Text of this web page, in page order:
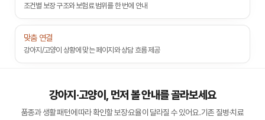
조건별 보장 구조와 보험료 범위를 한 번에 안내
맞춤 연결
강아지/고양이 상황에 맞는 페이지와 상담 흐름 제공
강아지·고양이, 먼저 볼 안내를 골라보세요
품종과 생활 패턴에 따라 확인할 보장·요율이 달라질 수 있어요. 기존 질병·치료